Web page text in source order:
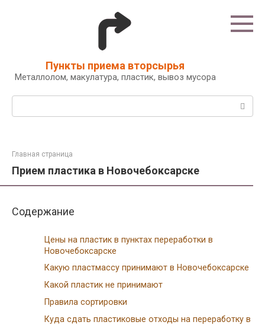
Пункты приема вторсырья
Металлолом, макулатура, пластик, вывоз мусора
Поиск:
Главная страница
Прием пластика в Новочебоксарске
Содержание
Цены на пластик в пунктах переработки в
Новочебоксарске
Какую пластмассу принимают в Новочебоксарске
Какой пластик не принимают
Правила сортировки
Куда сдать пластиковые отходы на переработку в